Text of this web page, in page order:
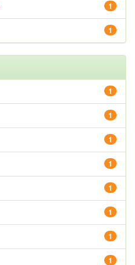
1
1
1
1
1
1
1
1
1
1